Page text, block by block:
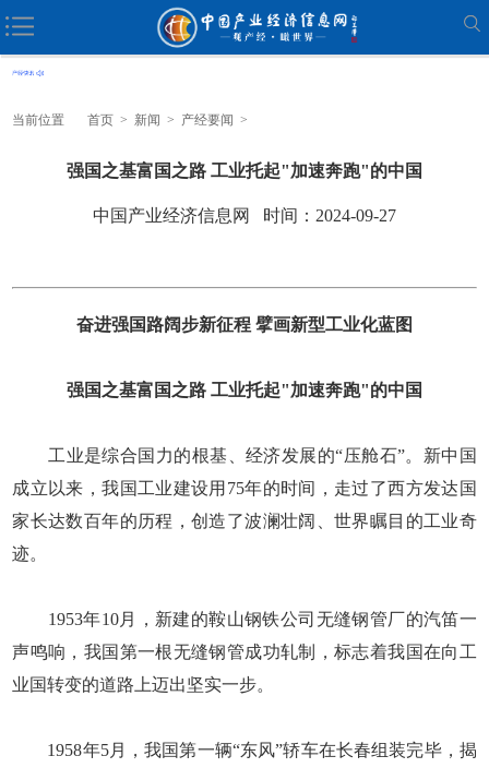
当前位置 首页 > 新闻 > 产经要闻 >
强国之基富国之路 工业托起"加速奔跑"的中国
中国产业经济信息网 时间：2024-09-27
奋进强国路阔步新征程 擘画新型工业化蓝图
强国之基富国之路 工业托起"加速奔跑"的中国
工业是综合国力的根基、经济发展的“压舱石”。新中国
成立以来，我国工业建设用75年的时间，走过了西方发达国
家长达数百年的历程，创造了波澜壮阔、世界瞩目的工业奇
迹。
1953年10月，新建的鞍山钢铁公司无缝钢管厂的汽笛一
声鸣响，我国第一根无缝钢管成功轧制，标志着我国在向工
业国转变的道路上迈出坚实一步。
1958年5月，我国第一辆“东风”轿车在长春组装完毕，揭